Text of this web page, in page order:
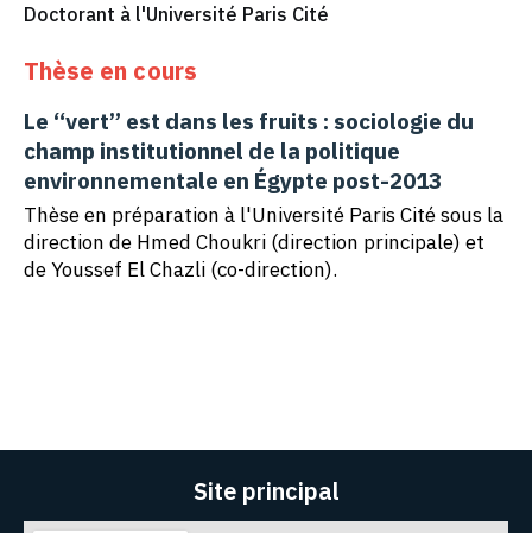
Doctorant à l'Université Paris Cité
Thèse en cours
Le “vert” est dans les fruits : sociologie du
champ institutionnel de la politique
environnementale en Égypte post-2013
Thèse en préparation à l'Université Paris Cité sous la
direction de Hmed Choukri (direction principale) et
de Youssef El Chazli (co-direction).
Site principal